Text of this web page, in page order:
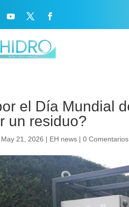
el Día Mundial
un residuo?
May 21, 2026 | EH news |0 Comentarios